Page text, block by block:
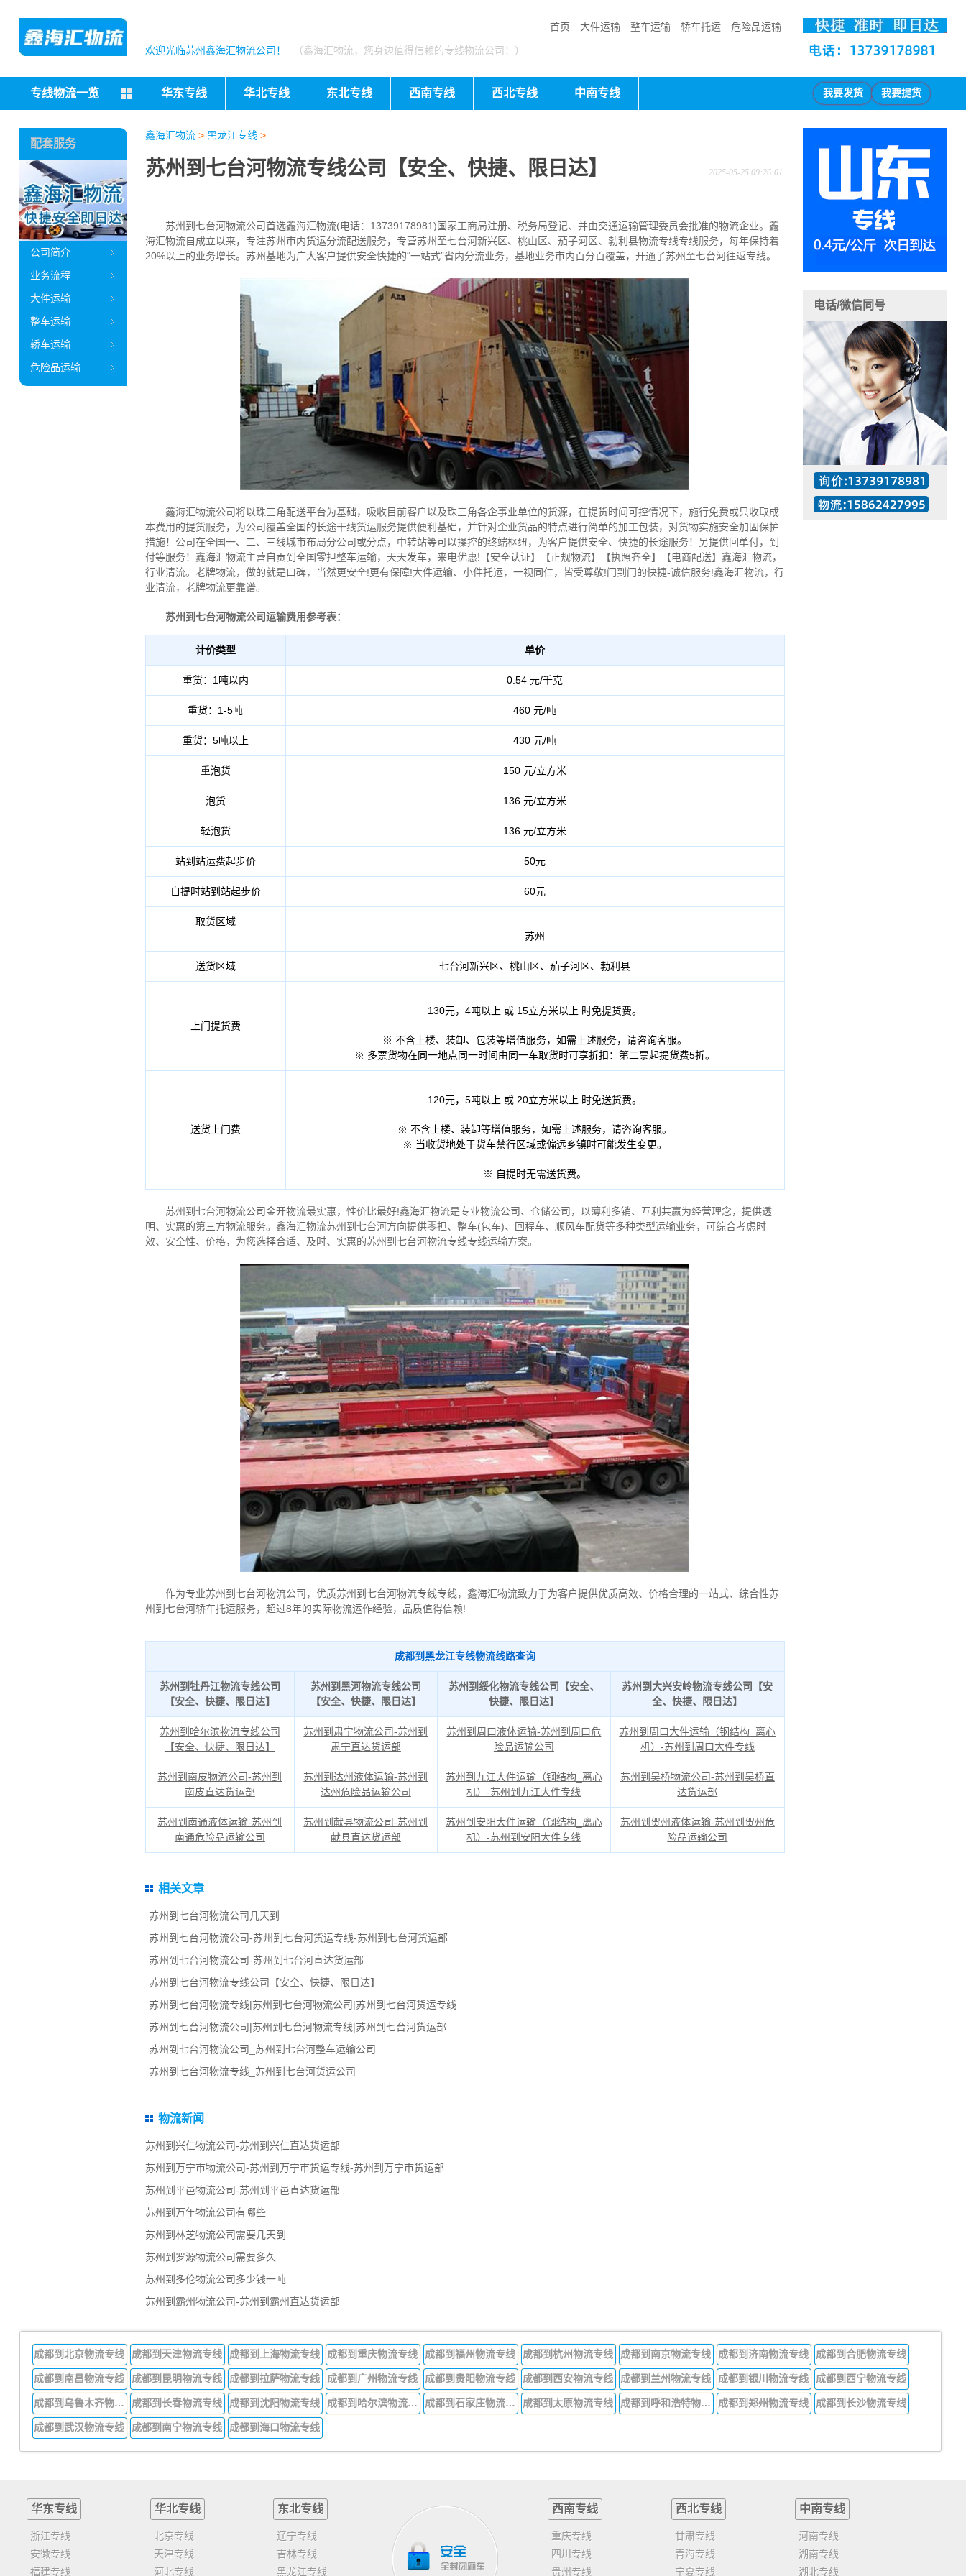
首页 大件运输 整车运输 轿车托运 危险品运输
欢迎光临苏州鑫海汇物流公司！ （鑫海汇物流，您身边值得信赖的专线物流公司！）
专线物流一览 华东专线 华北专线 东北专线 西南专线 西北专线 中南专线 我要发货 我要提货
鑫海汇物流> 黑龙江专线 >
苏州到七台河物流专线公司【安全、快捷、限日达】 2025-05-25 09:26:01
苏州到七台河物流公司首选鑫海汇物流(电话：13739178981)国家工商局注册、税务局登记、并由交通运输管理委员会批准的物流企业。鑫
海汇物流自成立以来，专注苏州市内货运分流配送服务，专营苏州至七台河新兴区、桃山区、茄子河区、勃利县物流专线专线服务，每年保持着
20%以上的业务增长。苏州基地为广大客户提供安全快捷的“一站式”省内分流业务，基地业务市内百分百覆盖，开通了苏州至七台河往返专线。
鑫海汇物流公司将以珠三角配送平台为基础，吸收目前客户以及珠三角各企事业单位的货源，在提货时间可控情况下，施行免费或只收取成
本费用的提货服务，为公司覆盖全国的长途干线货运服务提供便利基础，并针对企业货品的特点进行简单的加工包装，对货物实施安全加固保护
措施！公司在全国一、二、三线城市布局分公司或分点，中转站等可以操控的终端枢纽，为客户提供安全、快捷的长途服务！另提供回单付，到
付等服务！鑫海汇物流主营自贡到全国零担整车运输，天天发车，来电优惠!【安全认证】【正规物流】【执照齐全】【电商配送】鑫海汇物流，
行业清流。老牌物流，做的就是口碑，当然更安全!更有保障!大件运输、小件托运，一视同仁，皆受尊敬!门到门的快捷-诚信服务!鑫海汇物流，行
业清流，老牌物流更靠谱。
苏州到七台河物流公司运输费用参考表：
计价类型 单价
重货：1吨以内 0.54 元/千克
重货：1-5吨 460 元/吨
重货：5吨以上 430 元/吨
重泡货 150 元/立方米
泡货 136 元/立方米
轻泡货 136 元/立方米
站到站运费起步价 50元
自提时站到站起步价 60元
取货区域
苏州
送货区域 七台河新兴区、桃山区、茄子河区、勃利县
上门提货费
130元，4吨以上 或 15立方米以上 时免提货费。
※ 不含上楼、装卸、包装等增值服务，如需上述服务，请咨询客服。
※ 多票货物在同一地点同一时间由同一车取货时可享折扣：第二票起提货费5折。
送货上门费
120元，5吨以上 或 20立方米以上 时免送货费。
※ 不含上楼、装卸等增值服务，如需上述服务，请咨询客服。
※ 当收货地处于货车禁行区域或偏远乡镇时可能发生变更。
※ 自提时无需送货费。
苏州到七台河物流公司金开物流最实惠，性价比最好!鑫海汇物流是专业物流公司、仓储公司，以薄利多销、互利共赢为经营理念，提供透
明、实惠的第三方物流服务。鑫海汇物流苏州到七台河方向提供零担、整车(包车)、回程车、顺风车配货等多种类型运输业务，可综合考虑时
效、安全性、价格，为您选择合适、及时、实惠的苏州到七台河物流专线专线运输方案。
作为专业苏州到七台河物流公司，优质苏州到七台河物流专线专线，鑫海汇物流致力于为客户提供优质高效、价格合理的一站式、综合性苏
州到七台河轿车托运服务，超过8年的实际物流运作经验，品质值得信赖!
成都到黑龙江专线物流线路查询
苏州到牡丹江物流专线公司
【安全、快捷、限日达】
苏州到黑河物流专线公司
【安全、快捷、限日达】
苏州到绥化物流专线公司【安全、
快捷、限日达】
苏州到大兴安岭物流专线公司【安
全、快捷、限日达】
苏州到哈尔滨物流专线公司
【安全、快捷、限日达】
苏州到肃宁物流公司-苏州到
肃宁直达货运部
苏州到周口液体运输-苏州到周口危
险品运输公司
苏州到周口大件运输（钢结构_离心
机）-苏州到周口大件专线
苏州到南皮物流公司-苏州到
南皮直达货运部
苏州到达州液体运输-苏州到
达州危险品运输公司
苏州到九江大件运输（钢结构_离心
机）-苏州到九江大件专线
苏州到吴桥物流公司-苏州到吴桥直
达货运部
苏州到南通液体运输-苏州到
南通危险品运输公司
苏州到献县物流公司-苏州到
献县直达货运部
苏州到安阳大件运输（钢结构_离心
机）-苏州到安阳大件专线
苏州到贺州液体运输-苏州到贺州危
险品运输公司
相关文章
苏州到七台河物流公司几天到
苏州到七台河物流公司-苏州到七台河货运专线-苏州到七台河货运部
苏州到七台河物流公司-苏州到七台河直达货运部
苏州到七台河物流专线公司【安全、快捷、限日达】
苏州到七台河物流专线|苏州到七台河物流公司|苏州到七台河货运专线
苏州到七台河物流公司|苏州到七台河物流专线|苏州到七台河货运部
苏州到七台河物流公司_苏州到七台河整车运输公司
苏州到七台河物流专线_苏州到七台河货运公司
物流新闻
苏州到兴仁物流公司-苏州到兴仁直达货运部
苏州到万宁市物流公司-苏州到万宁市货运专线-苏州到万宁市货运部
苏州到平邑物流公司-苏州到平邑直达货运部
苏州到万年物流公司有哪些
苏州到林芝物流公司需要几天到
苏州到罗源物流公司需要多久
苏州到多伦物流公司多少钱一吨
苏州到霸州物流公司-苏州到霸州直达货运部
配套服务
公司简介
业务流程
大件运输
整车运输
轿车运输
危险品运输
电话/微信同号
成都到北京物流专线 成都到天津物流专线 成都到上海物流专线 成都到重庆物流专线 成都到福州物流专线 成都到杭州物流专线 成都到南京物流专线 成都到济南物流专线 成都到合肥物流专线
成都到南昌物流专线 成都到昆明物流专线 成都到拉萨物流专线 成都到广州物流专线 成都到贵阳物流专线 成都到西安物流专线 成都到兰州物流专线 成都到银川物流专线 成都到西宁物流专线
成都到乌鲁木齐物流专线 成都到长春物流专线 成都到沈阳物流专线 成都到哈尔滨物流专线 成都到石家庄物流专线 成都到太原物流专线 成都到呼和浩特物流专线 成都到郑州物流专线 成都到长沙物流专线
成都到武汉物流专线 成都到南宁物流专线 成都到海口物流专线
华东专线
浙江专线
安徽专线
福建专线
华北专线
北京专线
天津专线
河北专线
东北专线
辽宁专线
吉林专线
黑龙江专线
西南专线
重庆专线
四川专线
贵州专线
西北专线
甘肃专线
青海专线
宁夏专线
中南专线
河南专线
湖南专线
湖北专线